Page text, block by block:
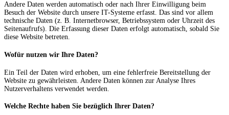
Andere Daten werden automatisch oder nach Ihrer Einwilligung beim
Besuch der Website durch unsere IT-Systeme erfasst. Das sind vor allem
technische Daten (z. B. Internetbrowser, Betriebssystem oder Uhrzeit des
Seitenaufrufs). Die Erfassung dieser Daten erfolgt automatisch, sobald Sie
diese Website betreten.
Wofür nutzen wir Ihre Daten?
Ein Teil der Daten wird erhoben, um eine fehlerfreie Bereitstellung der
Website zu gewährleisten. Andere Daten können zur Analyse Ihres
Nutzerverhaltens verwendet werden.
Welche Rechte haben Sie bezüglich Ihrer Daten?